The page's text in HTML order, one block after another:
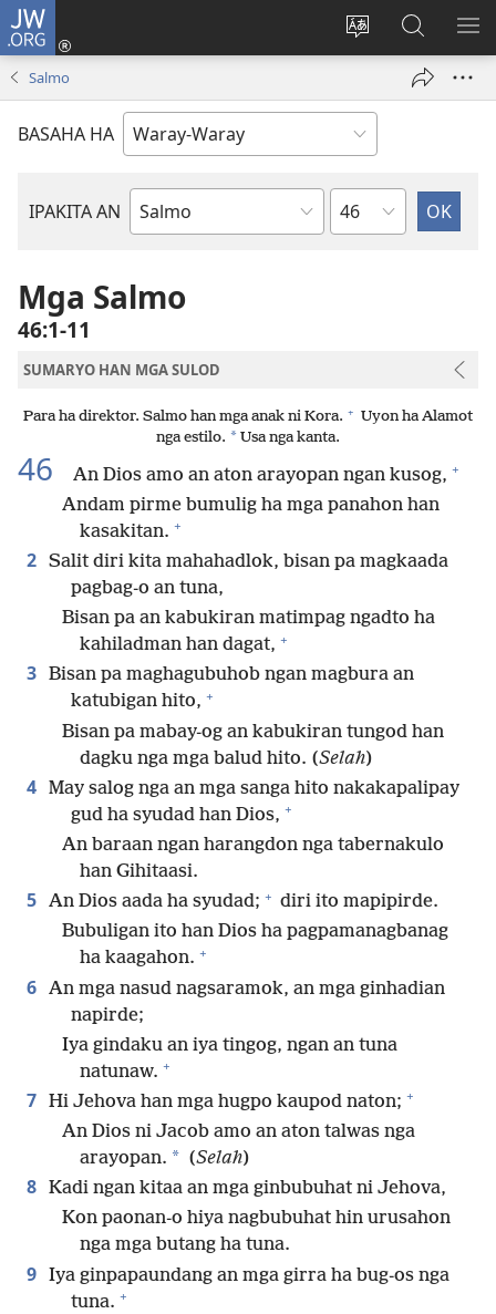
JW.ORG
Balyui
yinaknan
an
site
Pag-
log
new
Pamiling
ha
JW.ORG
Salmo
BASAHA HA
IPAKITA AN
Libro
Biblia
Kapitulo
Mga Salmo
46:1-11
SUMARYO HAN MGA SULOD
Para ha direktor. Salmo han mga anak ni Kora. + Uyon ha Alamot
nga estilo. * Usa nga kanta.
46 An Dios amo an aton arayopan ngan kusog, +
Andam pirme bumulig ha mga panahon han
kasakitan. +
2 Salit diri kita mahahadlok, bisan pa magkaada
pagbag-o an tuna,
Bisan pa an kabukiran matimpag ngadto ha
kahiladman han dagat, +
3 Bisan pa maghagubuhob ngan magbura an
katubigan hito, +
Bisan pa mabay-og an kabukiran tungod han
dagku nga mga balud hito. (Selah)
4 May salog nga an mga sanga hito nakakapalipay
gud ha syudad han Dios, +
An baraan ngan harangdon nga tabernakulo
han Gihitaasi.
5 An Dios aada ha syudad; + diri ito mapipirde.
Bubuligan ito han Dios ha pagpamanagbanag
ha kaagahon. +
6 An mga nasud nagsaramok, an mga ginhadian
napirde;
Iya gindaku an iya tingog, ngan an tuna
natunaw. +
7 Hi Jehova han mga hugpo kaupod naton; +
An Dios ni Jacob amo an aton talwas nga
arayopan. * (Selah)
8 Kadi ngan kitaa an mga ginbubuhat ni Jehova,
Kon paonan-o hiya nagbubuhat hin urusahon
nga mga butang ha tuna.
9 Iya ginpapaundang an mga girra ha bug-os nga
tuna. +